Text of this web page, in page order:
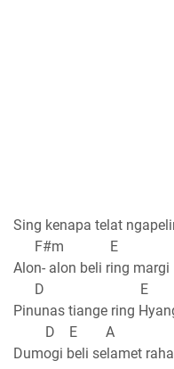
Sing kenapa telat
F#m E
Alon- alon beli ring margi
D E
Pinunas tiange ring
D E A
Dumogi beli selamet